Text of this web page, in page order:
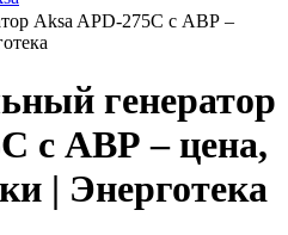
Aksa APD-275C с АВР –
генератор
с АВР – цена,
| Энерготека